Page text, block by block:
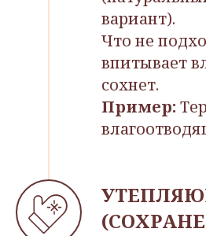
вариант).
Что не
впитывает
сохнет.
Пример: